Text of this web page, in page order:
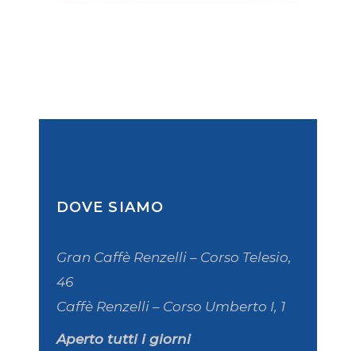
DOVE SIAMO
Gran Caffè Renzelli – Corso Telesio,
46
Caffè Renzelli – Corso Umberto I, 1
Aperto tutti i giorni